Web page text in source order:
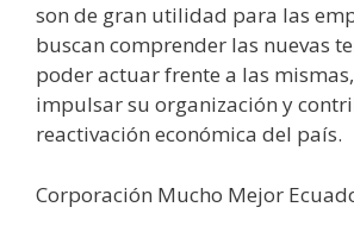
son de gran utilidad para las
buscan comprender las nuevas
poder actuar frente a las
impulsar su organización y
reactivación económica del país.
Corporación Mucho Mejor